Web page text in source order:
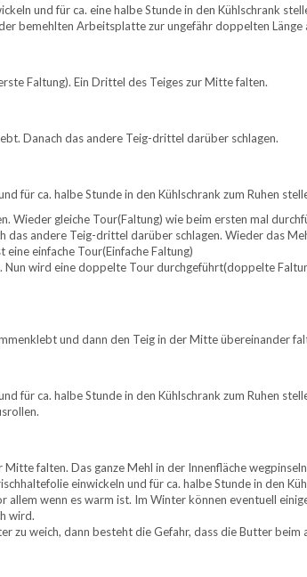
und für ca. eine halbe Stunde in den Kühlschrank
bemehlten Arbeitsplatte zur ungefähr doppelten Länge
Faltung). Ein Drittel des Teiges zur Mitte falten.
Danach das andere Teig-drittel darüber schlagen.
für ca. halbe Stunde in den Kühlschrank zum Ruhen
Wieder gleiche Tour(Faltung) wie beim ersten mal
andere Teig-drittel darüber schlagen. Wieder das
eine einfache Tour(Einfache Faltung)
wird eine doppelte Tour durchgeführt(doppelte
und dann den Teig in der Mitte übereinander
für ca. halbe Stunde in den Kühlschrank zum Ruhen
falten. Das ganze Mehl in der Innenfläche
einwickeln und für ca. halbe Stunde in den
wenn es warm ist. Im Winter können eventuell
wird.
weich, dann besteht die Gefahr, dass die Butter